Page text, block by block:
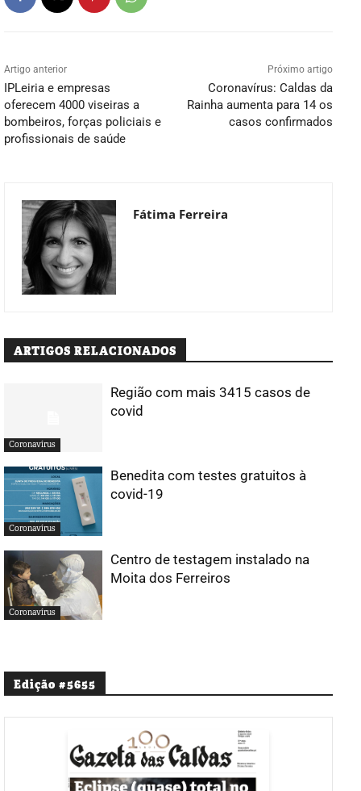
Artigo anterior
IPLeiria e empresas
oferecem 4000 viseiras a
bombeiros, forças policiais e
profissionais de saúde
Próximo artigo
Coronavírus: Caldas da
Rainha aumenta para 14 os
casos confirmados
Fátima Ferreira
ARTIGOS RELACIONADOS
Coronavírus
Região com mais 3415 casos de
covid
Coronavírus
Benedita com testes gratuitos à
covid-19
Coronavírus
Centro de testagem instalado na
Moita dos Ferreiros
Edição #5655